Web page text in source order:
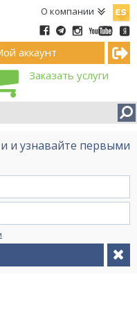
О компании
аккаунт
Заказать услуги
и узнавайте первыми